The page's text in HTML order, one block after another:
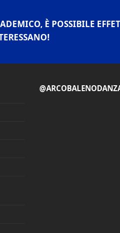
È POSSIBILE